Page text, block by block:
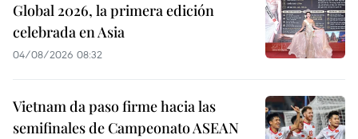
Global 2026, la primera edición
celebrada en Asia
04/08/2026 08:32
Vietnam da paso firme hacia las
semifinales de Campeonato ASEAN